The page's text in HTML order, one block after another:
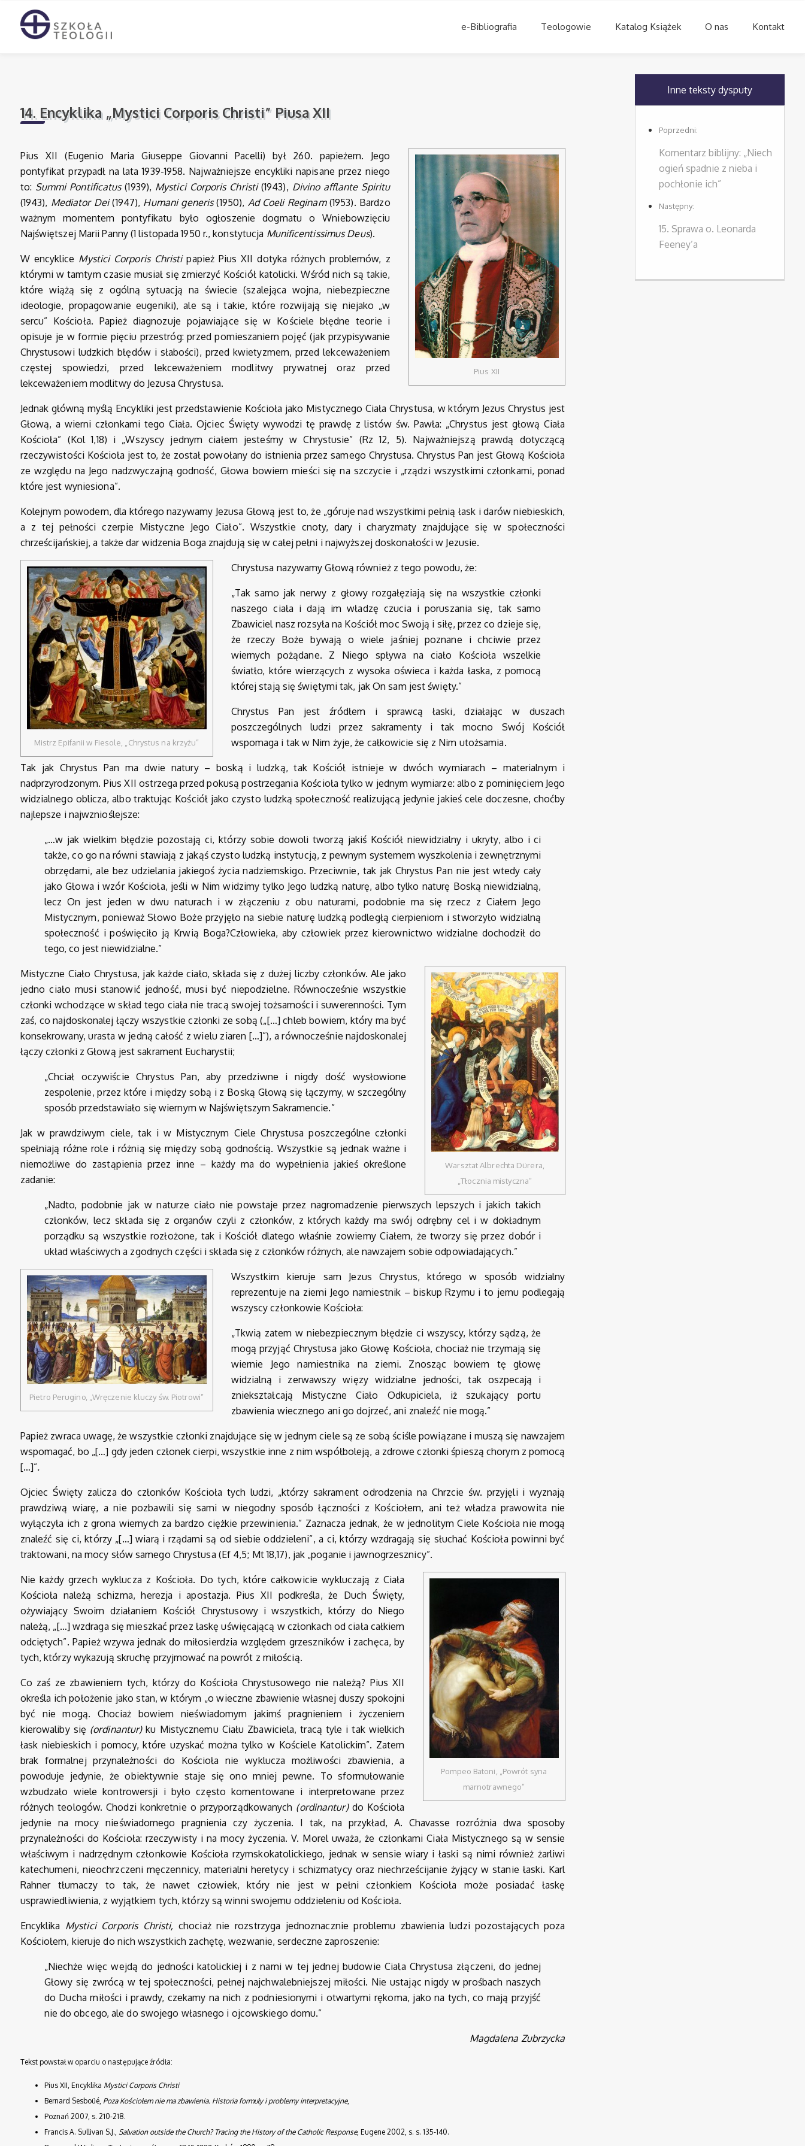
e-Bibliografia Teologowie Katalog Książek O nas Kontakt
14. Encyklika „Mystici Corporis Christi” Piusa XII
Pius XII
Pius XII (Eugenio Maria Giuseppe Giovanni Pacelli) był 260. papieżem. Jego
pontyfikat przypadł na lata 1939-1958. Najważniejsze encykliki napisane przez niego
to:Summi Pontificatus(1939), Mystici Corporis Christi(1943), Divino afflante Spiritu
(1943), Mediator Dei(1947), Humani generis(1950), Ad Coeli Reginam(1953). Bardzo
ważnym momentem pontyfikatu było ogłoszenie dogmatu o Wniebowzięciu
Najświętszej Marii Panny (1 listopada 1950 r., konstytucja Munificentissimus Deus).
W encyklice Mystici Corporis Christipapież Pius XII dotyka różnych problemów, z
którymi w tamtym czasie musiał się zmierzyć Kościół katolicki. Wśród nich są takie,
które wiążą się z ogólną sytuacją na świecie (szalejąca wojna, niebezpieczne
ideologie, propagowanie eugeniki), ale są i takie, które rozwijają się niejako „w
sercu” Kościoła. Papież diagnozuje pojawiające się w Kościele błędne teorie i
opisuje je w formie pięciu przestróg: przed pomieszaniem pojęć (jak przypisywanie
Chrystusowi ludzkich błędów i słabości), przed kwietyzmem, przed lekceważeniem
częstej spowiedzi, przed lekceważeniem modlitwy prywatnej oraz przed
lekceważeniem modlitwy do Jezusa Chrystusa.
Jednak główną myślą Encykliki jest przedstawienie Kościoła jako Mistycznego Ciała Chrystusa, w którym Jezus Chrystus jest
Głową, a wierni członkami tego Ciała. Ojciec Święty wywodzi tę prawdę z listów św. Pawła: „Chrystus jest głową Ciała
Kościoła” (Kol 1,18) i „Wszyscy jednym ciałem jesteśmy w Chrystusie” (Rz 12, 5). Najważniejszą prawdą dotyczącą
rzeczywistości Kościoła jest to, że został powołany do istnienia przez samego Chrystusa. Chrystus Pan jest Głową Kościoła
ze względu na Jego nadzwyczajną godność, Głowa bowiem mieści się na szczycie i „rządzi wszystkimi członkami, ponad
które jest wyniesiona”.
Kolejnym powodem, dla którego nazywamy Jezusa Głową jest to, że „góruje nad wszystkimi pełnią łask i darów niebieskich,
a z tej pełności czerpie Mistyczne Jego Ciało”. Wszystkie cnoty, dary i charyzmaty znajdujące się w społeczności
chrześcijańskiej, a także dar widzenia Boga znajdują się w całej pełni i najwyższej doskonałości w Jezusie.
Mistrz Epifanii w Fiesole, „Chrystus na krzyżu”
Chrystusa nazywamy Głową również z tego powodu, że:
„Tak samo jak nerwy z głowy rozgałęziają się na wszystkie członki
naszego ciała i dają im władzę czucia i poruszania się, tak samo
Zbawiciel nasz rozsyła na Kościół moc Swoją i siłę, przez co dzieje się,
że rzeczy Boże bywają o wiele jaśniej poznane i chciwie przez
wiernych pożądane. Z Niego spływa na ciało Kościoła wszelkie
światło, które wierzących z wysoka oświeca i każda łaska, z pomocą
której stają się świętymi tak, jak On sam jest święty.”
Chrystus Pan jest źródłem i sprawcą łaski, działając w duszach
poszczególnych ludzi przez sakramenty i tak mocno Swój Kościół
wspomaga i tak w Nim żyje, że całkowicie się z Nim utożsamia.
Tak jak Chrystus Pan ma dwie natury – boską i ludzką, tak Kościół istnieje w dwóch wymiarach – materialnym i
nadprzyrodzonym. Pius XII ostrzega przed pokusą postrzegania Kościoła tylko w jednym wymiarze: albo z pominięciem Jego
widzialnego oblicza, albo traktując Kościół jako czysto ludzką społeczność realizującą jedynie jakieś cele doczesne, choćby
najlepsze i najwznioślejsze:
„…w jak wielkim błędzie pozostają ci, którzy sobie dowoli tworzą jakiś Kościół niewidzialny i ukryty, albo i ci
także, co go na równi stawiają z jakąś czysto ludzką instytucją, z pewnym systemem wyszkolenia i zewnętrznymi
obrzędami, ale bez udzielania jakiegoś życia nadziemskigo. Przeciwnie, tak jak Chrystus Pan nie jest wtedy cały
jako Głowa i wzór Kościoła, jeśli w Nim widzimy tylko Jego ludzką naturę, albo tylko naturę Boską niewidzialną,
lecz On jest jeden w dwu naturach i w złączeniu z obu naturami, podobnie ma się rzecz z Ciałem Jego
Mistycznym, ponieważ Słowo Boże przyjęło na siebie naturę ludzką podległą cierpieniom i stworzyło widzialną
społeczność i poświęciło ją Krwią Boga?Człowieka, aby człowiek przez kierownictwo widzialne dochodził do
tego, co jest niewidzialne.”
Warsztat Albrechta Dürera,
„Tłocznia mistyczna”
Mistyczne Ciało Chrystusa, jak każde ciało, składa się z dużej liczby członków. Ale jako
jedno ciało musi stanowić jedność, musi być niepodzielne. Równocześnie wszystkie
członki wchodzące w skład tego ciała nie tracą swojej tożsamości i suwerenności. Tym
zaś, co najdoskonalej łączy wszystkie członki ze sobą („[…] chleb bowiem, który ma być
konsekrowany, urasta w jedną całość z wielu ziaren […]”), a równocześnie najdoskonalej
łączy członki z Głową jest sakrament Eucharystii;
„Chciał oczywiście Chrystus Pan, aby przedziwne i nigdy dość wysłowione
zespolenie, przez które i między sobą i z Boską Głową się łączymy, w szczególny
sposób przedstawiało się wiernym w Najświętszym Sakramencie.”
Jak w prawdziwym ciele, tak i w Mistycznym Ciele Chrystusa poszczególne członki
spełniają różne role i różnią się między sobą godnością. Wszystkie są jednak ważne i
niemożliwe do zastąpienia przez inne – każdy ma do wypełnienia jakieś określone
zadanie:
„Nadto, podobnie jak w naturze ciało nie powstaje przez nagromadzenie pierwszych lepszych i jakich takich
członków, lecz składa się z organów czyli z członków, z których każdy ma swój odrębny cel i w dokładnym
porządku są wszystkie rozłożone, tak i Kościół dlatego właśnie zowiemy Ciałem, że tworzy się przez dobór i
układ właściwych a zgodnych części i składa się z członków różnych, ale nawzajem sobie odpowiadających.”
Pietro Perugino, „Wręczenie kluczy św. Piotrowi”
Wszystkim kieruje sam Jezus Chrystus, którego w sposób widzialny
reprezentuje na ziemi Jego namiestnik – biskup Rzymu i to jemu podlegają
wszyscy członkowie Kościoła:
„Tkwią zatem w niebezpiecznym błędzie ci wszyscy, którzy sądzą, że
mogą przyjąć Chrystusa jako Głowę Kościoła, chociaż nie trzymają się
wiernie Jego namiestnika na ziemi. Znosząc bowiem tę głowę
widzialną i zerwawszy więzy widzialne jedności, tak oszpecają i
zniekształcają Mistyczne Ciało Odkupiciela, iż szukający portu
zbawienia wiecznego ani go dojrzeć, ani znaleźć nie mogą.”
Papież zwraca uwagę, że wszystkie członki znajdujące się w jednym ciele są ze sobą ściśle powiązane i muszą się nawzajem
wspomagać, bo „[…] gdy jeden członek cierpi, wszystkie inne z nim współboleją, a zdrowe członki śpieszą chorym z pomocą
[…]”.
Ojciec Święty zalicza do członków Kościoła tych ludzi, „którzy sakrament odrodzenia na Chrzcie św. przyjęli i wyznają
prawdziwą wiarę, a nie pozbawili się sami w niegodny sposób łączności z Kościołem, ani też władza prawowita nie
wyłączyła ich z grona wiernych za bardzo ciężkie przewinienia.” Zaznacza jednak, że w jednolitym Ciele Kościoła nie mogą
znaleźć się ci, którzy „[…] wiarą i rządami są od siebie oddzieleni”, a ci, którzy wzdragają się słuchać Kościoła powinni być
traktowani, na mocy słów samego Chrystusa (Ef 4,5; Mt 18,17), jak „poganie i jawnogrzesznicy”.
Pompeo Batoni, „Powrót syna
marnotrawnego”
Nie każdy grzech wyklucza z Kościoła. Do tych, które całkowicie wykluczają z Ciała
Kościoła należą schizma, herezja i apostazja. Pius XII podkreśla, że Duch Święty,
ożywiający Swoim działaniem Kościół Chrystusowy i wszystkich, którzy do Niego
należą, „[…] wzdraga się mieszkać przez łaskę uświęcającą w członkach od ciała całkiem
odciętych”. Papież wzywa jednak do miłosierdzia względem grzeszników i zachęca, by
tych, którzy wykazują skruchę przyjmować na powrót z miłością.
Co zaś ze zbawieniem tych, którzy do Kościoła Chrystusowego nie należą? Pius XII
określa ich położenie jako stan, w którym „o wieczne zbawienie własnej duszy spokojni
być nie mogą. Chociaż bowiem nieświadomym jakimś pragnieniem i życzeniem
kierowaliby się (ordinantur)ku Mistycznemu Ciału Zbawiciela, tracą tyle i tak wielkich
łask niebieskich i pomocy, które uzyskać można tylko w Kościele Katolickim”. Zatem
brak formalnej przynależności do Kościoła nie wyklucza możliwości zbawienia, a
powoduje jedynie, że obiektywnie staje się ono mniej pewne. To sformułowanie
wzbudzało wiele kontrowersji i było często komentowane i interpretowane przez
różnych teologów. Chodzi konkretnie o przyporządkowanych (ordinantur)do Kościoła
jedynie na mocy nieświadomego pragnienia czy życzenia. I tak, na przykład, A. Chavasse rozróżnia dwa sposoby
przynależności do Kościoła: rzeczywisty i na mocy życzenia. V. Morel uważa, że członkami Ciała Mistycznego są w sensie
właściwym i nadrzędnym członkowie Kościoła rzymskokatolickiego, jednak w sensie wiary i łaski są nimi również żarliwi
katechumeni, nieochrzczeni męczennicy, materialni heretycy i schizmatycy oraz niechrześcijanie żyjący w stanie łaski. Karl
Rahner tłumaczy to tak, że nawet człowiek, który nie jest w pełni członkiem Kościoła może posiadać łaskę
usprawiedliwienia, z wyjątkiem tych, którzy są winni swojemu oddzieleniu od Kościoła.
Encyklika Mystici Corporis Christi, chociaż nie rozstrzyga jednoznacznie problemu zbawienia ludzi pozostających poza
Kościołem, kieruje do nich wszystkich zachętę, wezwanie, serdeczne zaproszenie:
„Niechże więc wejdą do jedności katolickiej i z nami w tej jednej budowie Ciała Chrystusa złączeni, do jednej
Głowy się zwrócą w tej społeczności, pełnej najchwalebniejszej miłości. Nie ustając nigdy w prośbach naszych
do Ducha miłości i prawdy, czekamy na nich z podniesionymi i otwartymi rękoma, jako na tych, co mają przyjść
nie do obcego, ale do swojego własnego i ojcowskiego domu.”
Magdalena Zubrzycka
Tekst powstał w oparciu o następujące źródła:
Pius XII, Encyklika Mystici Corporis Christi
Bernard Sesboüé, Poza Kościołem nie ma zbawienia. Historia formuły i problemy interpretacyjne,
Poznań 2007, s. 210-218.
Francis A. Sullivan S.J., Salvation outside the Church? Tracing the History of the Catholic Response, Eugene 2002, s. s. 135-140.
Inne teksty dysputy
Poprzedni:
Komentarz biblijny: „Niech
ogień spadnie z nieba i
pochłonie ich”
Następny:
15. Sprawa o. Leonarda
Feeney’a